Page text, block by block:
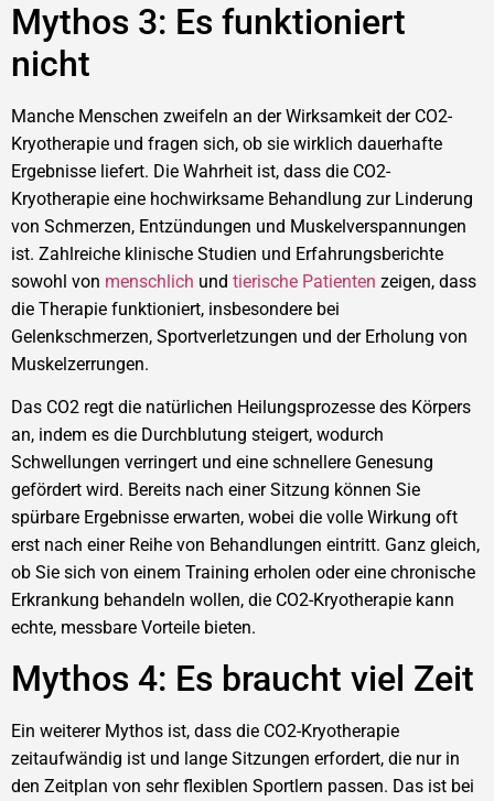
Mythos 3: Es funktioniert
nicht
Manche Menschen zweifeln an der Wirksamkeit der CO2-
Kryotherapie und fragen sich, ob sie wirklich dauerhafte
Ergebnisse liefert. Die Wahrheit ist, dass die CO2-
Kryotherapie eine hochwirksame Behandlung zur Linderung
von Schmerzen, Entzündungen und Muskelverspannungen
ist. Zahlreiche klinische Studien und Erfahrungsberichte
sowohl von menschlich und tierische Patienten zeigen, dass
die Therapie funktioniert, insbesondere bei
Gelenkschmerzen, Sportverletzungen und der Erholung von
Muskelzerrungen.
Das CO2 regt die natürlichen Heilungsprozesse des Körpers
an, indem es die Durchblutung steigert, wodurch
Schwellungen verringert und eine schnellere Genesung
gefördert wird. Bereits nach einer Sitzung können Sie
spürbare Ergebnisse erwarten, wobei die volle Wirkung oft
erst nach einer Reihe von Behandlungen eintritt. Ganz gleich,
ob Sie sich von einem Training erholen oder eine chronische
Erkrankung behandeln wollen, die CO2-Kryotherapie kann
echte, messbare Vorteile bieten.
Mythos 4: Es braucht viel Zeit
Ein weiterer Mythos ist, dass die CO2-Kryotherapie
zeitaufwändig ist und lange Sitzungen erfordert, die nur in
den Zeitplan von sehr flexiblen Sportlern passen. Das ist bei